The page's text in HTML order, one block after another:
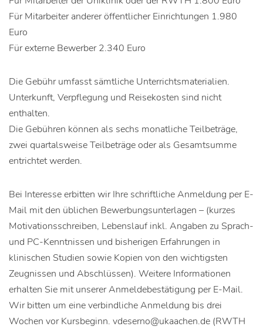
Für Mitarbeiter anderer öffentlicher Einrichtungen 1.980
Euro
Für externe Bewerber 2.340 Euro
Die Gebühr umfasst sämtliche Unterrichtsmaterialien.
Unterkunft, Verpflegung und Reisekosten sind nicht
enthalten.
Die Gebühren können als sechs monatliche Teilbeträge,
zwei quartalsweise Teilbeträge oder als Gesamtsumme
entrichtet werden.
Bei Interesse erbitten wir Ihre schriftliche Anmeldung per E-
Mail mit den üblichen Bewerbungsunterlagen – (kurzes
Motivationsschreiben, Lebenslauf inkl. Angaben zu Sprach-
und PC-Kenntnissen und bisherigen Erfahrungen in
klinischen Studien sowie Kopien von den wichtigsten
Zeugnissen und Abschlüssen). Weitere Informationen
erhalten Sie mit unserer Anmeldebestätigung per E-Mail.
Wir bitten um eine verbindliche Anmeldung bis drei
Wochen vor Kursbeginn. vdeserno@ukaachen.de (RWTH